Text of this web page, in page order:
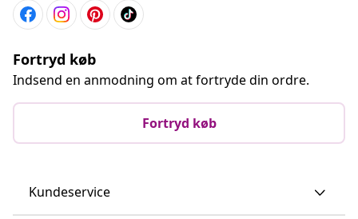
Fortryd køb
Indsend en anmodning om at fortryde din ordre.
Fortryd køb
Kundeservice